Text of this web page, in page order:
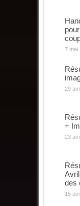
7 mai
29
+
23
des
15